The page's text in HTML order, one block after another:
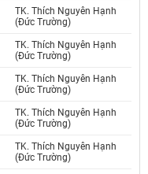
TK. Thích Nguyên Hạnh
(Đức Trường)
TK. Thích Nguyên Hạnh
(Đức Trường)
TK. Thích Nguyên Hạnh
(Đức Trường)
TK. Thích Nguyên Hạnh
(Đức Trường)
TK. Thích Nguyên Hạnh
(Đức Trường)